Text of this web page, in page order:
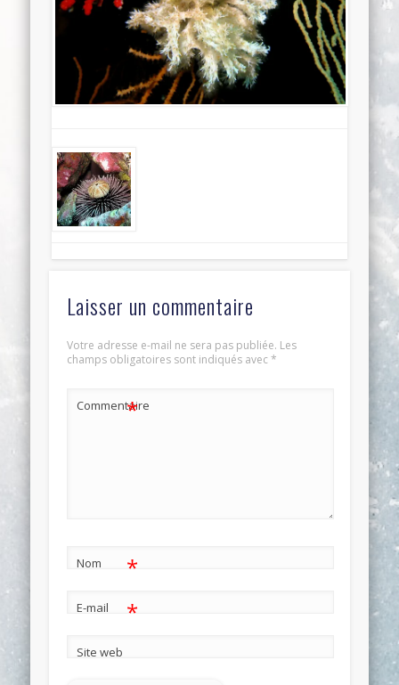
Laisser un commentaire
Votre adresse e-mail ne sera pas publiée. Les
champs obligatoires sont indiqués avec*
Commentaire
*
Nom *
E-mail *
Site web